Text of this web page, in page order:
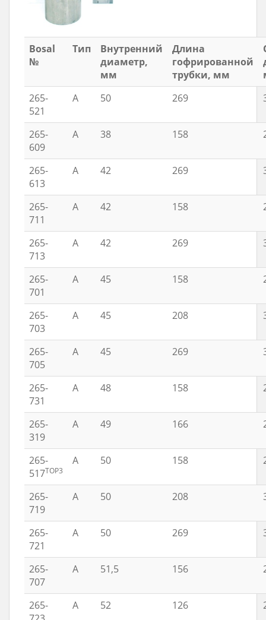
Bosal
№
Тип
Внутренний
диаметр,
мм
Длина
гофрированной
трубки, мм
265-
521
A 50 269
265-
609
A 38 158
265-
613
A 42 269
265-
711
A 42 158
265-
713
A 42 269
265-
701
A 45 158
265-
703
A 45 208
265-
705
A 45 269
265-
731
A 48 158
265-
319
A 49 166
265-
517TOP3
A 50 158
265-
719
A 50 208
265-
721
A 50 269
265-
707
A 51,5 156
265-
A 52 126